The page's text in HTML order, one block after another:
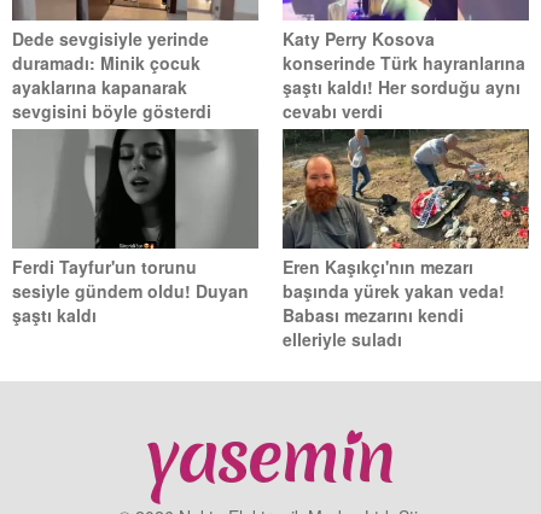
Dede sevgisiyle yerinde
duramadı: Minik çocuk
ayaklarına kapanarak
sevgisini böyle gösterdi
Katy Perry Kosova
konserinde Türk hayranlarına
şaştı kaldı! Her sorduğu aynı
cevabı verdi
Ferdi Tayfur'un torunu
sesiyle gündem oldu! Duyan
şaştı kaldı
Eren Kaşıkçı'nın mezarı
başında yürek yakan veda!
Babası mezarını kendi
elleriyle suladı